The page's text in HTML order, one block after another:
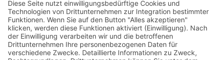
Verfügbarkeiten
Zahlung und Versand
Datenschutz
Fernabsatz